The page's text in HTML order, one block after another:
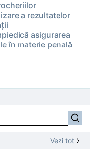
a rezultatelor
asigurarea
în materie penală
Vezi tot